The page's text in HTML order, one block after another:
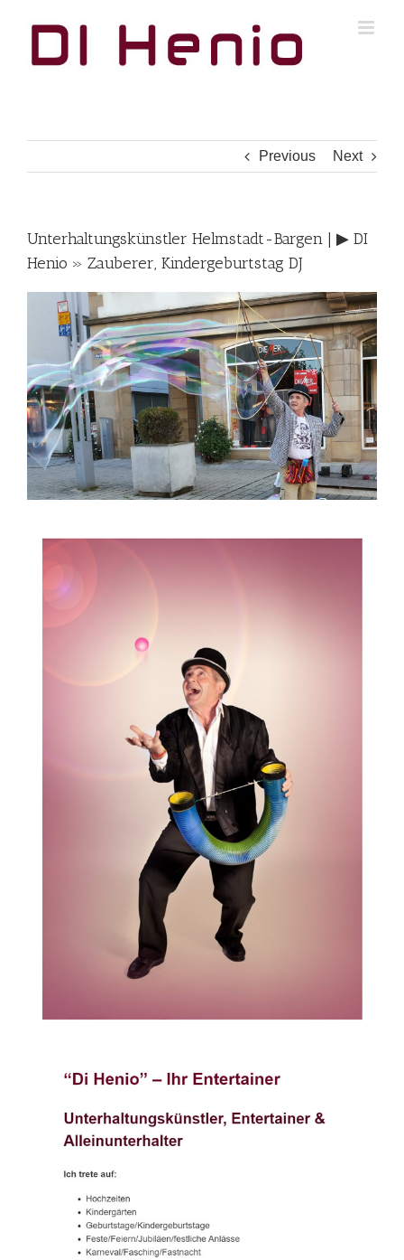
Previous Next
Unterhaltungskünstler Helmstadt-Bargen | ▶︎ DI
Henio » Zauberer, Kindergeburtstag DJ